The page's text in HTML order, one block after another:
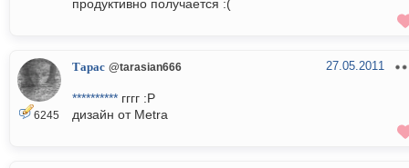
продуктивно получается :(
6245
Тарас @tarasian666 27.05.2011
********** гггг :P
дизайн от Metra